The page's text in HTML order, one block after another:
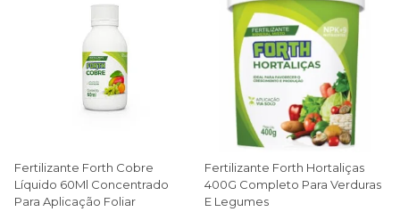
Fertilizante Forth Cobre
Líquido 60Ml Concentrado
Para Aplicação Foliar
Fertilizante Forth Hortaliças
400G Completo Para Verduras
E Legumes